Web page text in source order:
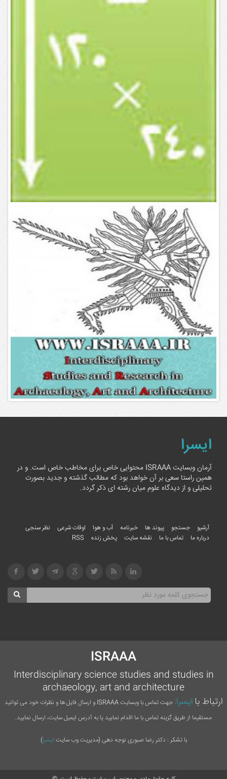
ایسرا
آرمان وبسایت ISRAAA محتوایی خاص برای مخاطب خاص است. و در
همین راستا سعی بر آن خواهد بود که مطالب گذشته و جدید بصورت
تحلیلی و از دیدگاه علوم میان رشته ای ذکر گردد.
آرشیو جستجو پیوند ها خبرنامه آب و هوا اوقات شرعی
نظر سنجی
درباره ما
تماس با ما نقشه سایت پخش زنده RSS
ISRAAA
Interdisciplinary science studies and studies in
archaeology, art and architecture
ارتباط باایسرا:
جهت تماس با وبسایت ISRAAA و ارسال فایل ها و نظرات خود می توانید
مستقیما از طریق گزینه تماس با ما اقدام نمایید یا به آدرس ایمیل سایت، ارسال نمایید.
با تشکر : دکتر رضا صبوری نوجه دهی (مدیریت وب سایت ایسرا)